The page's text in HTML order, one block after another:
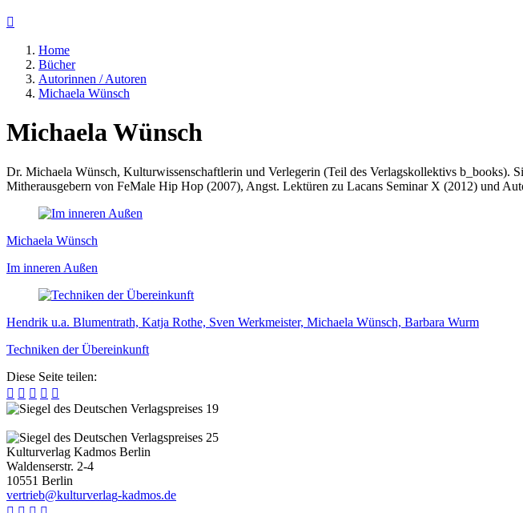

Home
Bücher
Autorinnen / Autoren
Michaela Wünsch
Michaela Wünsch
Dr. Michaela Wünsch, Kulturwissenschaftlerin und Verlegerin (Teil des Verlagskollektivs b_books).
Mitherausgebern von FeMale Hip Hop (2007), Angst. Lektüren zu Lacans Seminar X (2012) und
Michaela Wünsch
Im inneren Außen
Hendrik u.a. Blumentrath, Katja Rothe, Sven Werkmeister, Michaela Wünsch, Barbara Wurm
Techniken der Übereinkunft
Diese Seite teilen:
    
Kulturverlag Kadmos Berlin
Waldenserstr. 2-4
10551 Berlin
vertrieb@kulturverlag-kadmos.de